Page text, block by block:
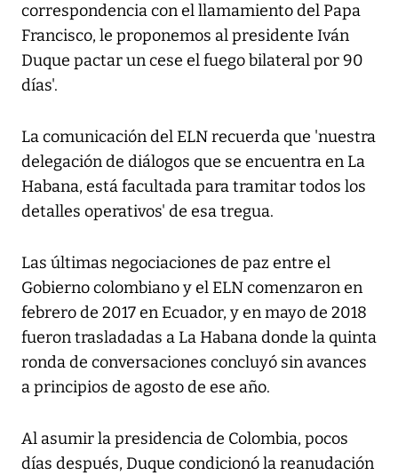
correspondencia con el llamamiento del Papa
Francisco, le proponemos al presidente Iván
Duque pactar un cese el fuego bilateral por 90
días'.
La comunicación del ELN recuerda que 'nuestra
delegación de diálogos que se encuentra en La
Habana, está facultada para tramitar todos los
detalles operativos' de esa tregua.
Las últimas negociaciones de paz entre el
Gobierno colombiano y el ELN comenzaron en
febrero de 2017 en Ecuador, y en mayo de 2018
fueron trasladadas a La Habana donde la quinta
ronda de conversaciones concluyó sin avances
a principios de agosto de ese año.
Al asumir la presidencia de Colombia, pocos
días después, Duque condicionó la reanudación